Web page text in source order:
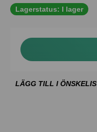
Lagerstatus: I lager